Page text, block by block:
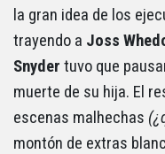
la gran idea de los
trayendo a Joss
Snyder tuvo que
muerte de su hija. El
escenas malhechas
montón de extras